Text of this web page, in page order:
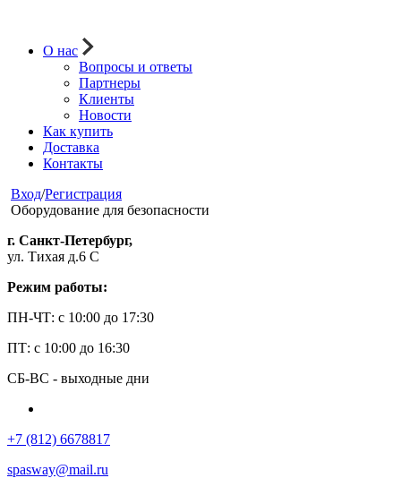
О нас
Вопросы и ответы
Партнеры
Клиенты
Новости
Как купить
Доставка
Контакты
Вход/Регистрация
Оборудование для безопасности
г. Санкт-Петербург,
ул. Тихая д.6 С
Режим работы:
ПН-ЧТ: с 10:00 до 17:30
ПТ: с 10:00 до 16:30
СБ-ВС - выходные дни
+7 (812) 6678817
spasway@mail.ru